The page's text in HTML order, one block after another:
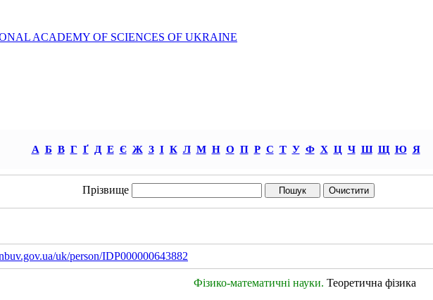
ACADEMY OF SCIENCES OF UKRAINE
А Б В Г Ґ Д Е Є Ж З І К Л М Н О П Р С Т У Ф Х Ц Ч Ш Щ Ю Я
Прізвище
uk/person/IDP000000643882
Фізико-математичні науки. Теоретична фізика